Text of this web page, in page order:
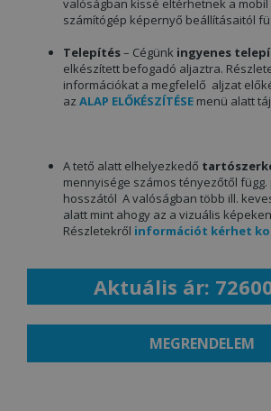
valóságban kissé eltérhetnek a
számítógép képernyő
Telepítés– Cégünk ingyenes
elkészített befogadó aljaztra.
információkat a megfelelő aljzat
az ALAP ELŐKÉSZÍTÉSE menü
A tető alatt elhelyezkedő
mennyisége számos tényezőtől függ.
hosszától A valóságban több ill.
alatt mint ahogy az a vizuális
Részletekről információt kérhet
Aktuális ár:
MEGRENDELEM